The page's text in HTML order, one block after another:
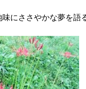
にささやかな夢を語